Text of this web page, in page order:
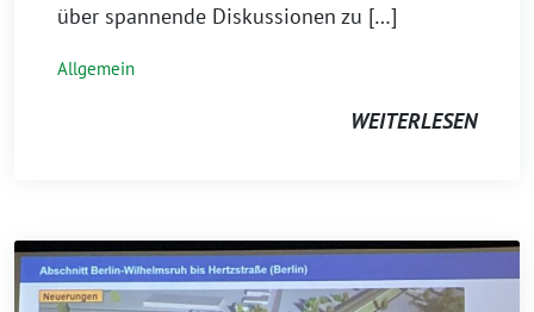
über spannende Diskussionen zu […]
Allgemein
WEITERLESEN